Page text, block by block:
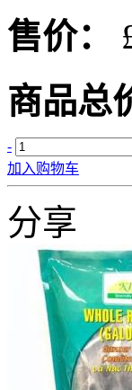
售价：
商品总
-
加入购物车
分享